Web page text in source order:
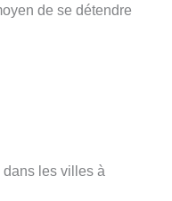
de se détendre
les villes à